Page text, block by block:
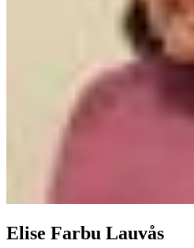
Elise Farbu Lauvås